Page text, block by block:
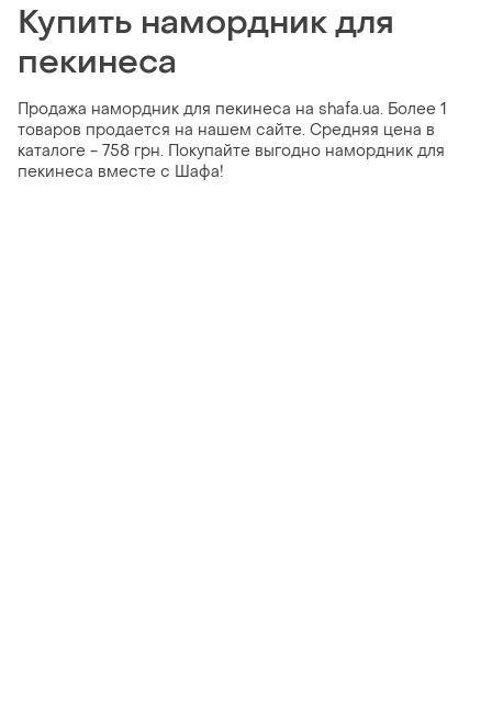
Купить намордник для
пекинеса
Продажа намордник для пекинеса на shafa.ua. Более 1
товаров продается на нашем сайте. Средняя цена в
каталоге - 758 грн. Покупайте выгодно намордник для
пекинеса вместе с Шафа!